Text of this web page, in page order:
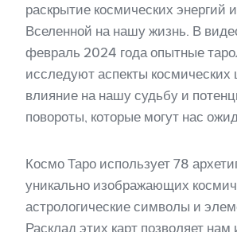
раскрытие космических энергий
Вселенной на нашу жизнь. В
февраль 2024 года опытные
исследуют аспекты космических
влияние на нашу судьбу и
повороты, которые могут нас
Космо Таро использует 78
уникально изображающих
астрологические символы и
Расклад этих карт позволяет нам